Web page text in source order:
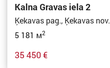
Kalna Gravas iela 2
Ķekavas pag., Ķekavas nov.
5 181 м2
35 450 €